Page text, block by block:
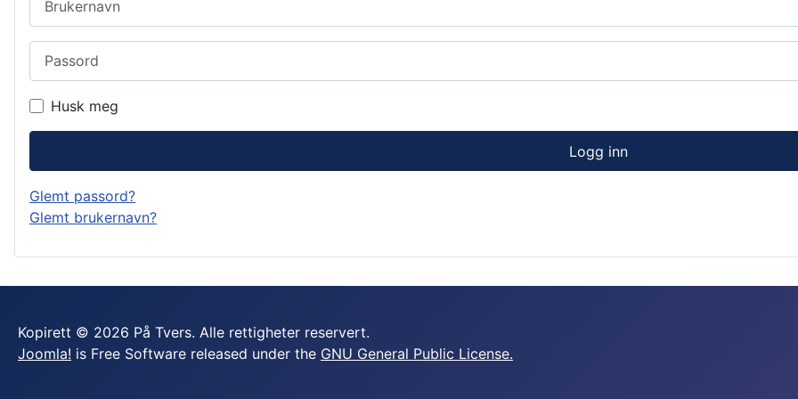
Husk meg
Logg inn
Glemt passord?
Glemt brukernavn?
Kopirett © 2026 På Tvers. Alle rettigheter reservert.
Joomla! is Free Software released under the GNU General Public License.